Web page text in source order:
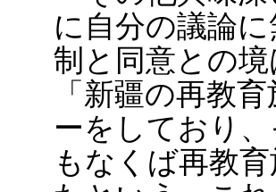
に自分の議論
制と同意との
「新疆の再教
ーをしており
もなくば再教